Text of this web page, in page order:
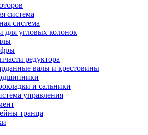
система
система
для угловых колонок
редуктора
валы и крестовины
и сальники
управления
транца